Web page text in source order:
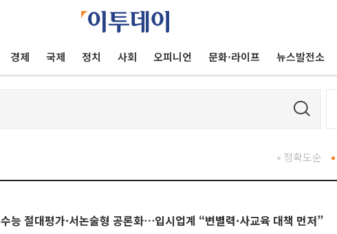
경제 국제 정치 사회 오피니언 문화·라이프 뉴스발전소
정확도순
수능 절대평가·서논술형 공론화⋯입시업계 “변별력·사교육 대책 먼저”